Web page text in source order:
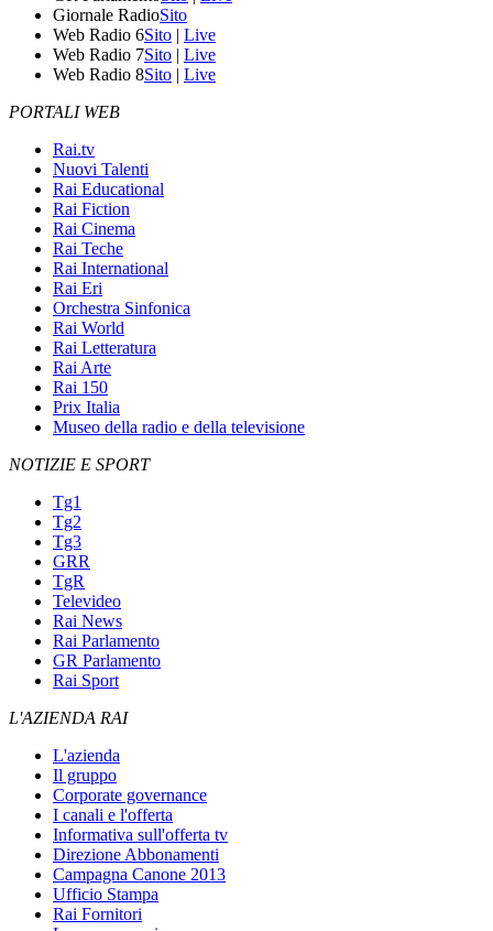
Giornale RadioSito
Web Radio 6Sito | Live
Web Radio 7Sito | Live
Web Radio 8Sito | Live
PORTALI WEB
Rai.tv
Nuovi Talenti
Rai Educational
Rai Fiction
Rai Cinema
Rai Teche
Rai International
Rai Eri
Orchestra Sinfonica
Rai World
Rai Letteratura
Rai Arte
Rai 150
Prix Italia
Museo della radio e della televisione
NOTIZIE E SPORT
Tg1
Tg2
Tg3
GRR
TgR
Televideo
Rai News
Rai Parlamento
GR Parlamento
Rai Sport
L'AZIENDA RAI
L'azienda
Il gruppo
Corporate governance
I canali e l'offerta
Informativa sull'offerta tv
Direzione Abbonamenti
Campagna Canone 2013
Ufficio Stampa
Rai Fornitori